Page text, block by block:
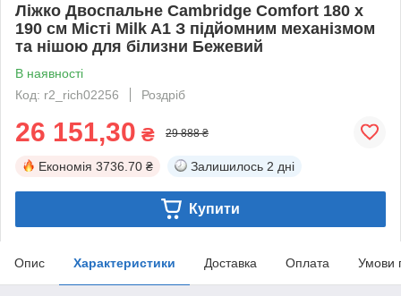
Ліжко Двоспальне Cambridge Comfort 180 х
190 см Місті Milk A1 З підйомним механізмом
та нішою для білизни Бежевий
В наявності
Код: r2_rich02256
Роздріб
26 151,30 ₴ 29 888 ₴
Економія 3736.70 ₴ Залишилось 2 дні
Купити
Опис Характеристики Доставка Оплата Умови